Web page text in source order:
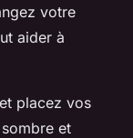
votre
aider à
placez vos
et